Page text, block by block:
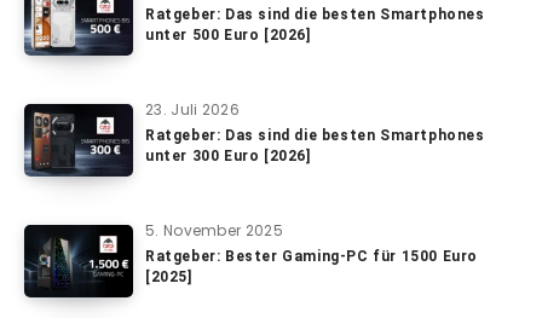
Ratgeber: Das sind die besten Smartphones
unter 500 Euro [2026]
23. Juli 2026
Ratgeber: Das sind die besten Smartphones
unter 300 Euro [2026]
5. November 2025
Ratgeber: Bester Gaming-PC für 1500 Euro
[2025]